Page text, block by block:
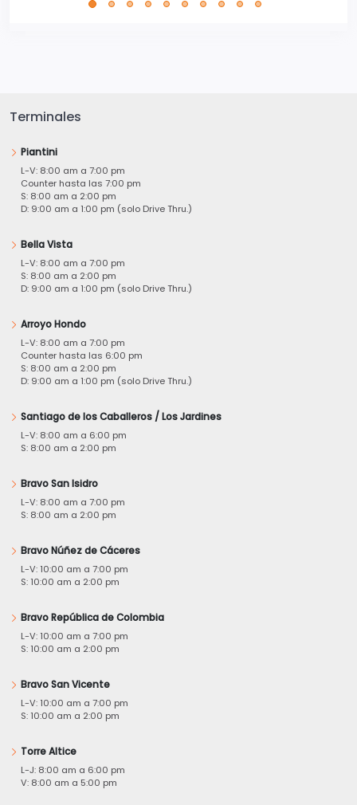
Terminales
Piantini
L-V: 8:00 am a 7:00 pm
Counter hasta las 7:00 pm
S: 8:00 am a 2:00 pm
D: 9:00 am a 1:00 pm (solo Drive Thru.)
Bella Vista
L-V: 8:00 am a 7:00 pm
S: 8:00 am a 2:00 pm
D: 9:00 am a 1:00 pm (solo Drive Thru.)
Arroyo Hondo
L-V: 8:00 am a 7:00 pm
Counter hasta las 6:00 pm
S: 8:00 am a 2:00 pm
D: 9:00 am a 1:00 pm (solo Drive Thru.)
Santiago de los Caballeros / Los Jardines
L-V: 8:00 am a 6:00 pm
S: 8:00 am a 2:00 pm
Bravo San Isidro
L-V: 8:00 am a 7:00 pm
S: 8:00 am a 2:00 pm
Bravo Núñez de Cáceres
L-V: 10:00 am a 7:00 pm
S: 10:00 am a 2:00 pm
Bravo República de Colombia
L-V: 10:00 am a 7:00 pm
S: 10:00 am a 2:00 pm
Bravo San Vicente
L-V: 10:00 am a 7:00 pm
S: 10:00 am a 2:00 pm
Torre Altice
L-J: 8:00 am a 6:00 pm
V: 8:00 am a 5:00 pm